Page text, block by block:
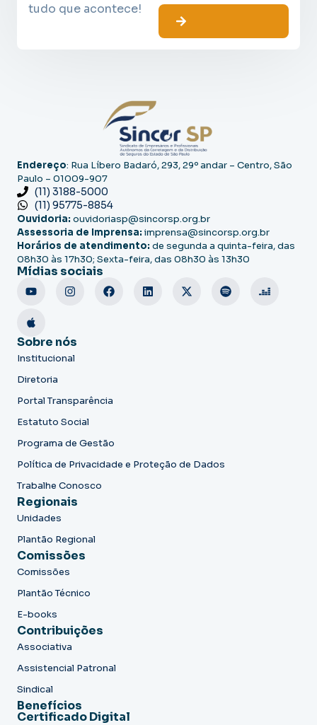
tudo que acontece!
Endereço: Rua Líbero Badaró, 293, 29º andar – Centro, São
Paulo – 01009-907
(11) 3188-5000
(11) 95775-8854
Ouvidoria: ouvidoriasp@sincorsp.org.br
Assessoria de Imprensa: imprensa@sincorsp.org.br
Horários de atendimento: de segunda a quinta-feira, das
08h30 às 17h30; Sexta-feira, das 08h30 às 13h30
Mídias sociais
Sobre nós
Institucional
Diretoria
Portal Transparência
Estatuto Social
Programa de Gestão
Política de Privacidade e Proteção de Dados
Trabalhe Conosco
Regionais
Unidades
Plantão Regional
Comissões
Comissões
Plantão Técnico
E-books
Contribuições
Associativa
Assistencial Patronal
Sindical
Benefícios
Certificado Digital